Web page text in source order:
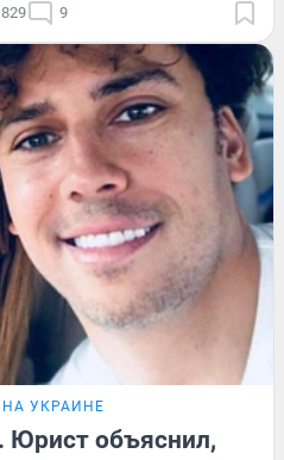
9
УКРАИНЕ
Юрист объяснил,